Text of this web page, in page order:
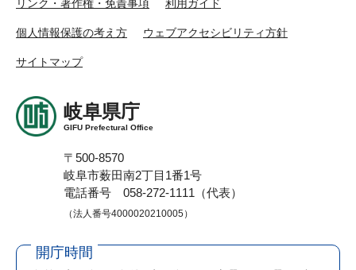
リンク・著作権・免責事項 利用ガイド
個人情報保護の考え方 ウェブアクセシビリティ方針
サイトマップ
岐阜県庁
GIFU Prefectural Office
〒500-8570
岐阜市薮田南2丁目1番1号
電話番号 058-272-1111（代表）
（法人番号4000020210005）
開庁時間